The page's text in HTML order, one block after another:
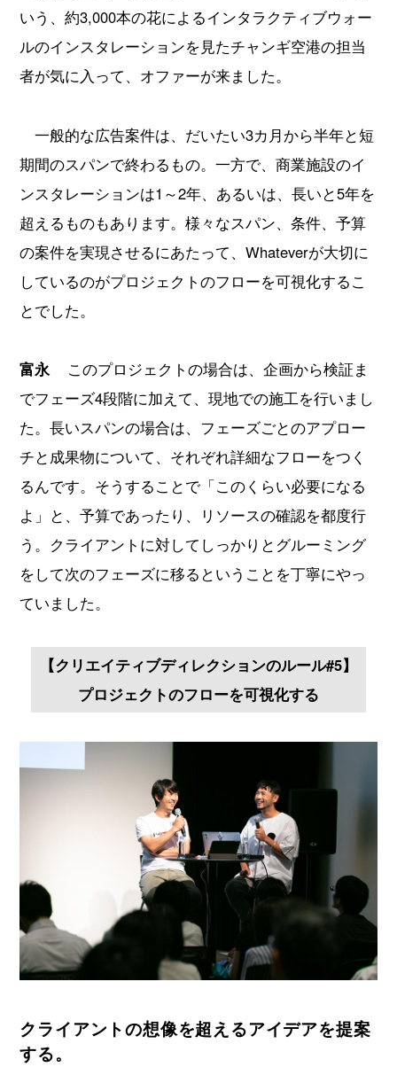
いう、約3,000本の花によるインタラクティブウォー
ルのインスタレーションを見たチャンギ空港の担当
者が気に入って、オファーが来ました。
一般的な広告案件は、だいたい3カ月から半年と短
期間のスパンで終わるもの。一方で、商業施設のイ
ンスタレーションは1～2年、あるいは、長いと5年を
超えるものもあります。様々なスパン、条件、予算
の案件を実現させるにあたって、Whateverが大切に
しているのがプロジェクトのフローを可視化するこ
とでした。
富永
このプロジェクトの場合は、企画から検証ま
でフェーズ4段階に加えて、現地での施工を行いまし
た。長いスパンの場合は、フェーズごとのアプロー
チと成果物について、それぞれ詳細なフローをつく
るんです。そうすることで「このくらい必要になる
よ」と、予算であったり、リソースの確認を都度行
う。クライアントに対してしっかりとグルーミング
をして次のフェーズに移るということを丁寧にやっ
ていました。
【クリエイティブディレクションのルール#5】
プロジェクトのフローを可視化する
クライアントの想像を超えるアイデアを提案
する。